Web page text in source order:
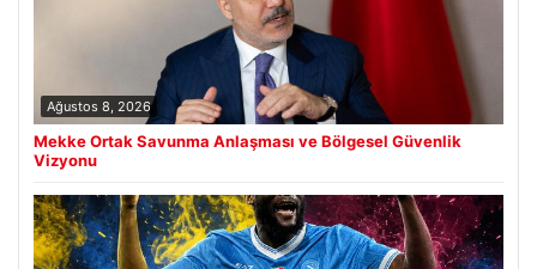
Ağustos 8, 2026
Mekke Ortak Savunma Anlaşması ve Bölgesel Güvenlik
Vizyonu